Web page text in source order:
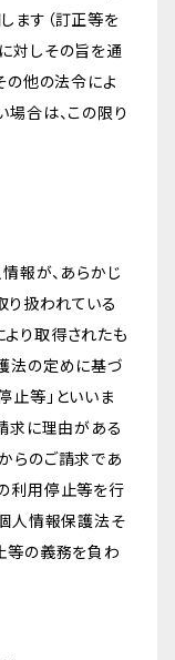
ます（訂正等を
対しその旨を通
の他の法令によ
場合は、この限り
報が、あらかじ
扱われている
り取得されたも
法の定めに基づ
止等」といいま
求に理由がある
らのご請求であ
利用停止等を行
個人情報保護法そ
等の義務を負わ